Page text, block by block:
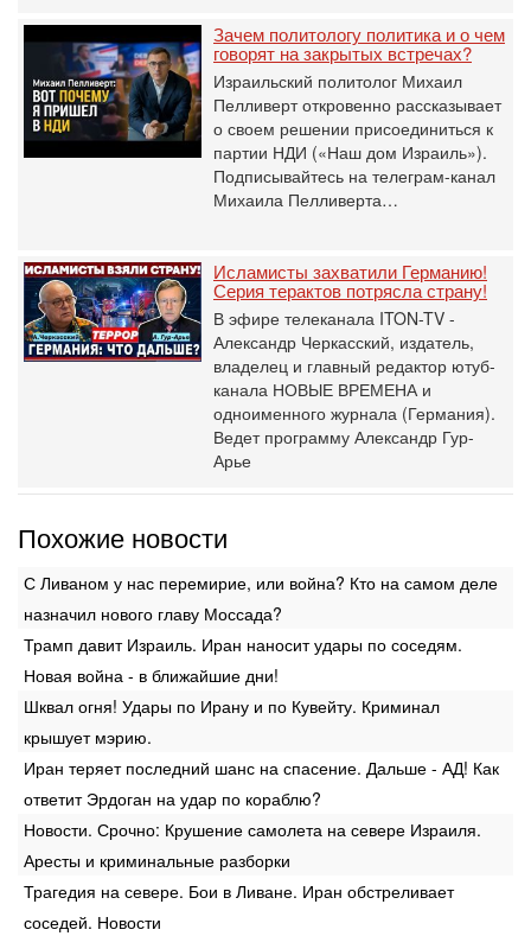
Зачем политологу политика и о чем
говорят на закрытых встречах?
Израильский политолог Михаил
Пелливерт откровенно рассказывает
о своем решении присоединиться к
партии НДИ («Наш дом Израиль»).
Подписывайтесь на телеграм-канал
Михаила Пелливерта…
Исламисты захватили Германию!
Серия терактов потрясла страну!
В эфире телеканала ITON-TV -
Александр Черкасский, издатель,
владелец и главный редактор ютуб-
канала НОВЫЕ ВРЕМЕНА и
одноименного журнала (Германия).
Ведет программу Александр Гур-
Арье
Похожие новости
С Ливаном у нас перемирие, или война? Кто на самом деле
назначил нового главу Моссада?
Трамп давит Израиль. Иран наносит удары по соседям.
Новая война - в ближайшие дни!
Шквал огня! Удары по Ирану и по Кувейту. Криминал
крышует мэрию.
Иран теряет последний шанс на спасение. Дальше - АД! Как
ответит Эрдоган на удар по кораблю?
Новости. Срочно: Крушение самолета на севере Израиля.
Аресты и криминальные разборки
Трагедия на севере. Бои в Ливане. Иран обстреливает
соседей. Новости